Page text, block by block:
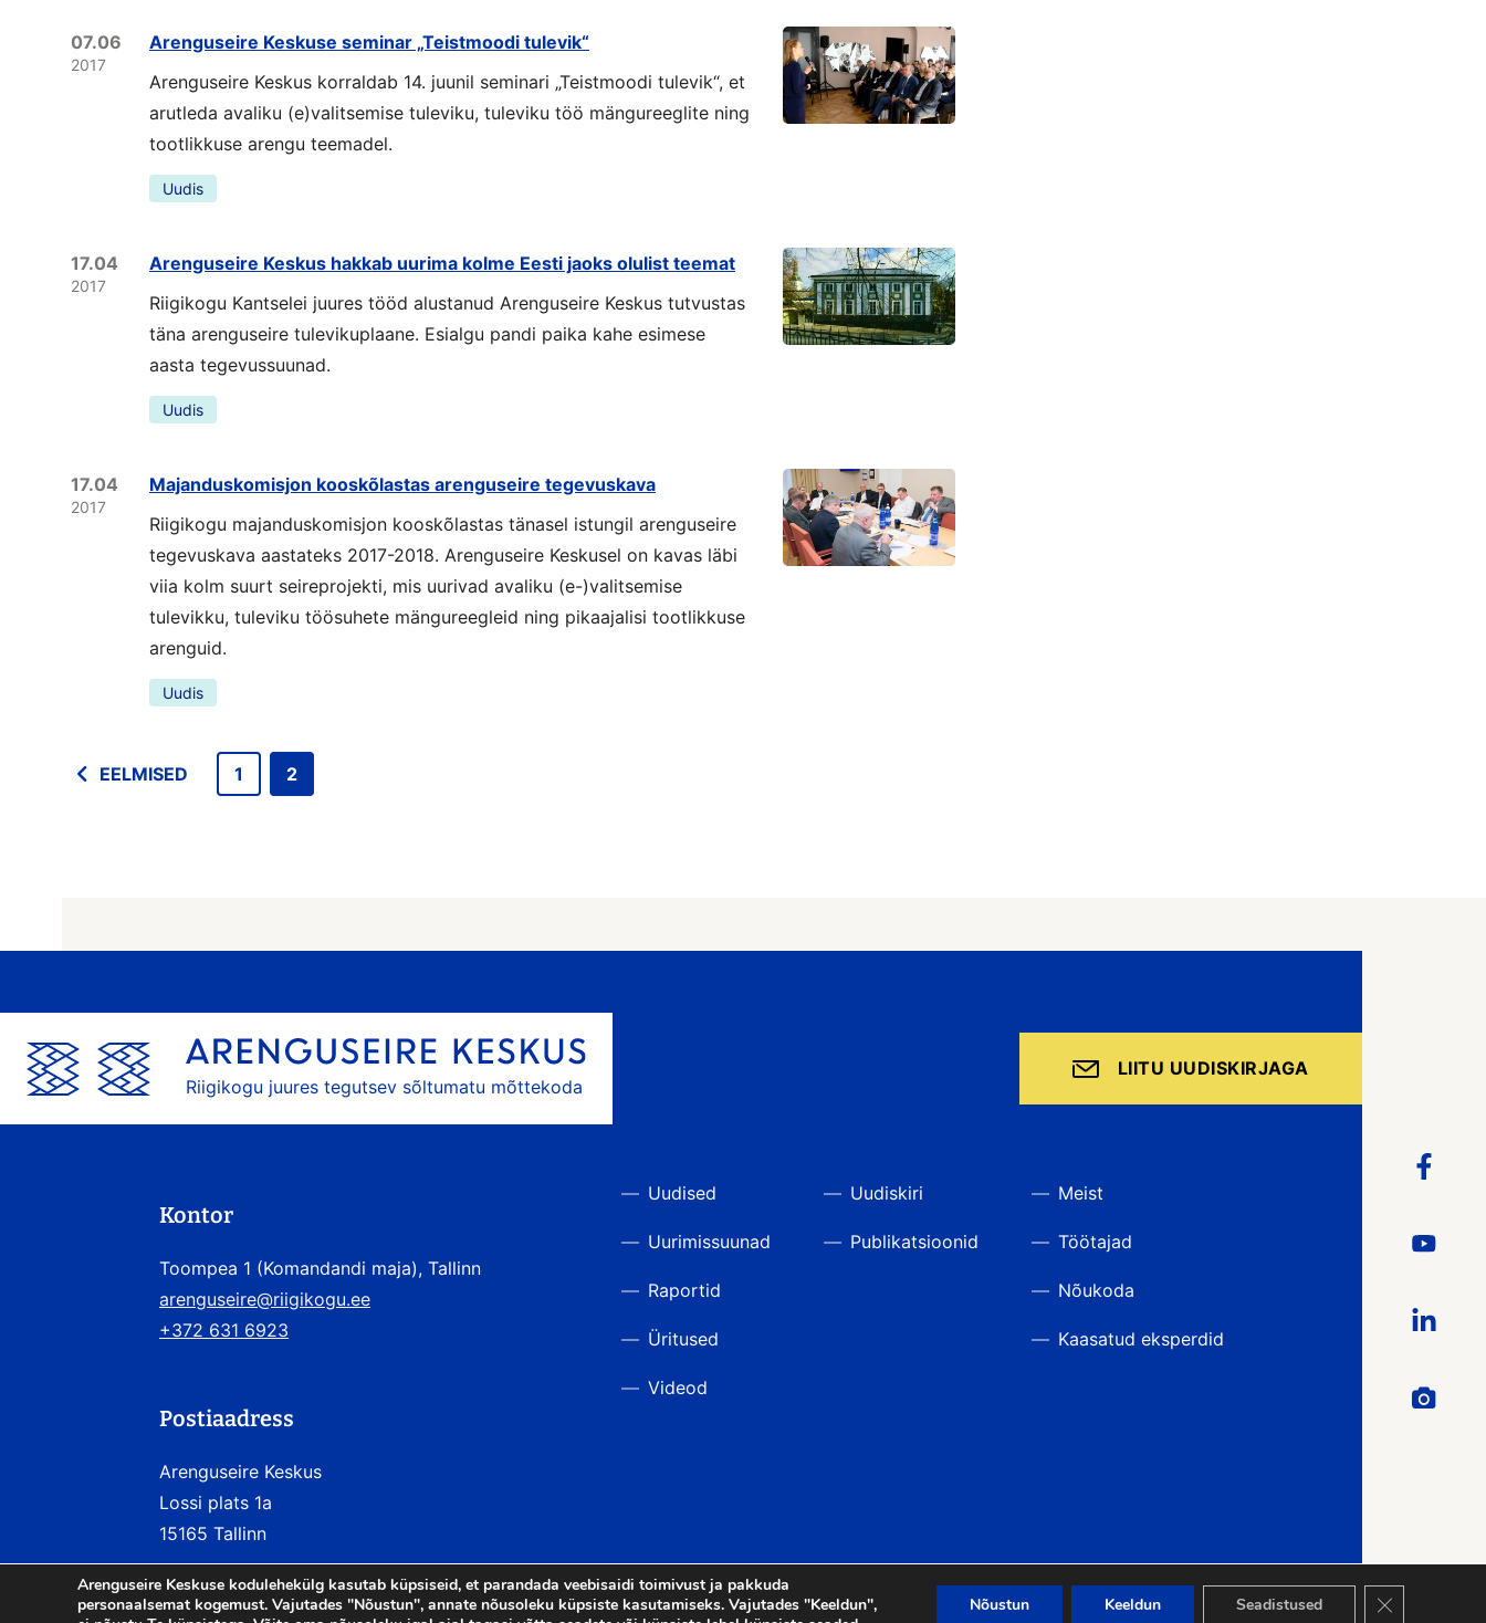
07.06
2017
Arenguseire Keskuse seminar „Teistmoodi tulevik“
Arenguseire Keskus korraldab 14. juunil seminari „Teistmoodi tulevik“, et
arutleda avaliku (e)valitsemise tuleviku, tuleviku töö mängureeglite ning
tootlikkuse arengu teemadel.
Uudis
17.04
2017
Arenguseire Keskus hakkab uurima kolme Eesti jaoks olulist teemat
Riigikogu Kantselei juures tööd alustanud Arenguseire Keskus tutvustas
täna arenguseire tulevikuplaane. Esialgu pandi paika kahe esimese
aasta tegevussuunad.
Uudis
17.04
2017
Majanduskomisjon kooskõlastas arenguseire tegevuskava
Riigikogu majanduskomisjon kooskõlastas tänasel istungil arenguseire
tegevuskava aastateks 2017-2018. Arenguseire Keskusel on kavas läbi
viia kolm suurt seireprojekti, mis uurivad avaliku (e-)valitsemise
tulevikku, tuleviku töösuhete mängureegleid ning pikaajalisi tootlikkuse
arenguid.
Uudis
EELMISED 1 2
Riigikogu juures tegutsev sõltumatu mõttekoda
LIITU UUDISKIRJAGA
Kontor
Toompea 1 (Komandandi maja), Tallinn
arenguseire@riigikogu.ee
+372 631 6923
Postiaadress
Arenguseire Keskus
Lossi plats 1a
15165 Tallinn
Uudised
Uurimissuunad
Raportid
Üritused
Videod
Uudiskiri
Publikatsioonid
Meist
Töötajad
Nõukoda
Kaasatud eksperdid
Arenguseire Keskuse kodulehekülg kasutab küpsiseid, et parandada veebisaidi toimivust ja pakkuda
personaalsemat kogemust. Vajutades "Nõustun", annate nõusoleku küpsiste kasutamiseks. Vajutades "Keeldun",
Nõustun Keeldun Seadistused Close GDPR